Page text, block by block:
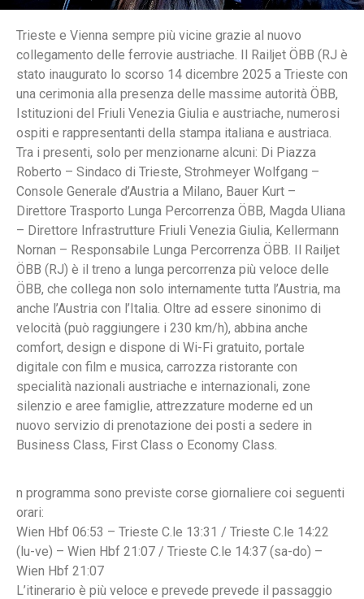
Trieste e Vienna sempre più vicine grazie al nuovo
collegamento delle ferrovie austriache. Il Railjet ÖBB (RJ è
stato inaugurato lo scorso 14 dicembre 2025 a Trieste con
una cerimonia alla presenza delle massime autorità ÖBB,
Istituzioni del Friuli Venezia Giulia e austriache, numerosi
ospiti e rappresentanti della stampa italiana e austriaca.
Tra i presenti, solo per menzionarne alcuni: Di Piazza
Roberto – Sindaco di Trieste, Strohmeyer Wolfgang –
Console Generale d’Austria a Milano, Bauer Kurt –
Direttore Trasporto Lunga Percorrenza ÖBB, Magda Uliana
– Direttore Infrastrutture Friuli Venezia Giulia, Kellermann
Nornan – Responsabile Lunga Percorrenza ÖBB. Il Railjet
ÖBB (RJ) è il treno a lunga percorrenza più veloce delle
ÖBB, che collega non solo internamente tutta l’Austria, ma
anche l’Austria con l’Italia. Oltre ad essere sinonimo di
velocità (può raggiungere i 230 km/h), abbina anche
comfort, design e dispone di Wi-Fi gratuito, portale
digitale con film e musica, carrozza ristorante con
specialità nazionali austriache e internazionali, zone
silenzio e aree famiglie, attrezzature moderne ed un
nuovo servizio di prenotazione dei posti a sedere in
Business Class, First Class o Economy Class.
n programma sono previste corse giornaliere coi seguenti
orari:
Wien Hbf 06:53 – Trieste C.le 13:31 / Trieste C.le 14:22
(lu-ve) – Wien Hbf 21:07 / Trieste C.le 14:37 (sa-do) –
Wien Hbf 21:07
L’itinerario è più veloce e prevede prevede il passaggio